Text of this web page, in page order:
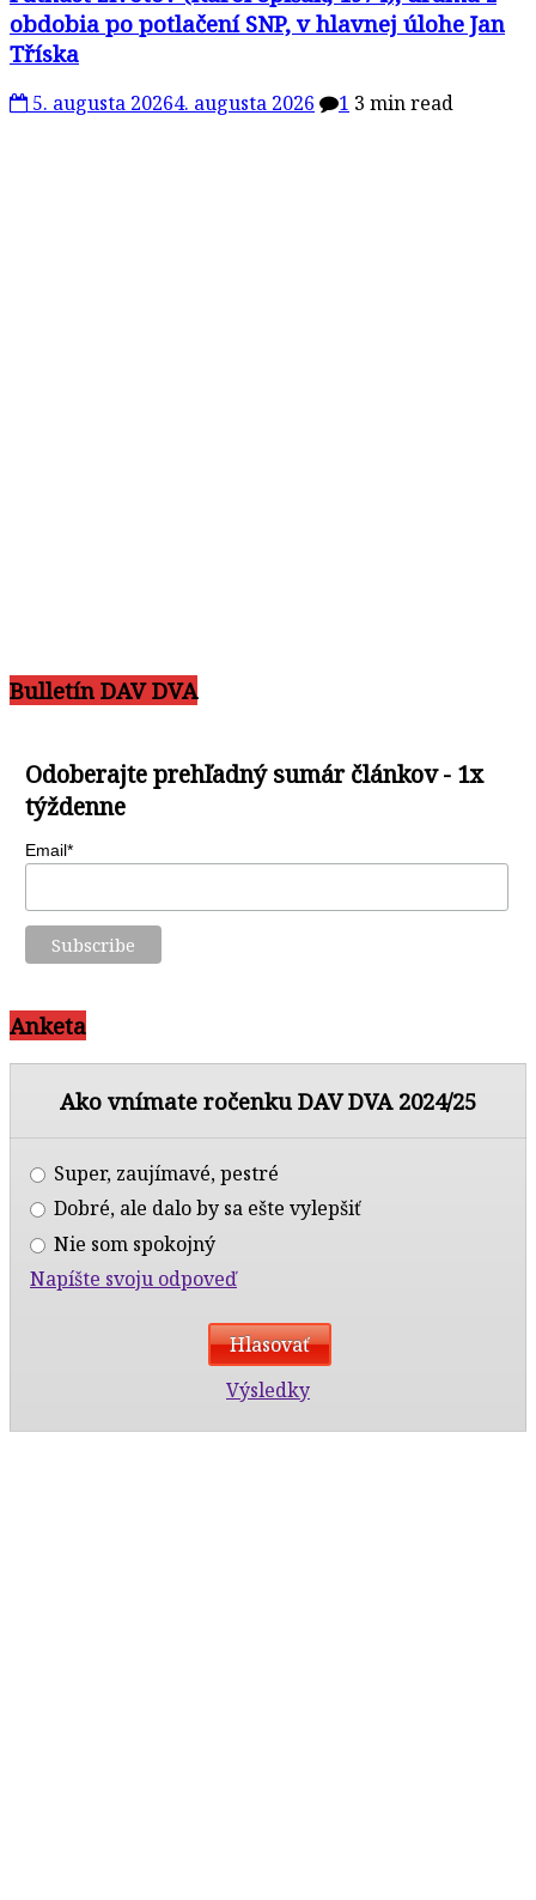
obdobia po potlačení SNP, v hlavnej úlohe Jan
Tříska
5. augusta 20264. augusta 2026 1 3 min read
Bulletín DAV DVA
Odoberajte prehľadný sumár článkov - 1x
týždenne
Email*
Anketa
Ako vnímate ročenku DAV DVA 2024/25
Super, zaujímavé, pestré
Dobré, ale dalo by sa ešte vylepšiť
Nie som spokojný
Napíšte svoju odpoveď
Výsledky